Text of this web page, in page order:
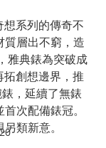
想系列的傳奇不
質層出不窮，造
雅典錶為突破成
拓創想邊界，推
錶，延續了無錶
次配備錶冠。
類新意。